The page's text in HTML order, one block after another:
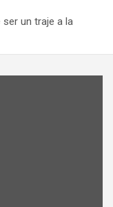
un traje a la